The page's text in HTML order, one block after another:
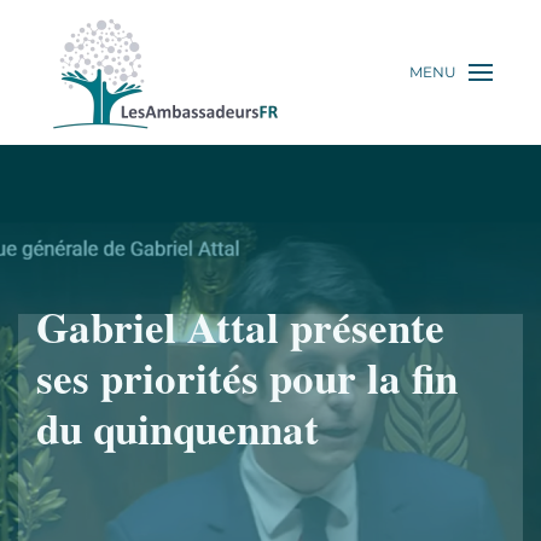
MENU
Gabriel Attal présente
ses priorités pour la fin
du quinquennat